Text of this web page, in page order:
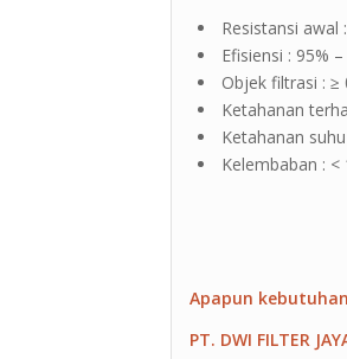
Resistansi awal
Efisiensi : 95%
Objek filtrasi : ≥
Ketahanan
Ketahanan
Kelembaban : <
Apapun
PT. DWI FILTER